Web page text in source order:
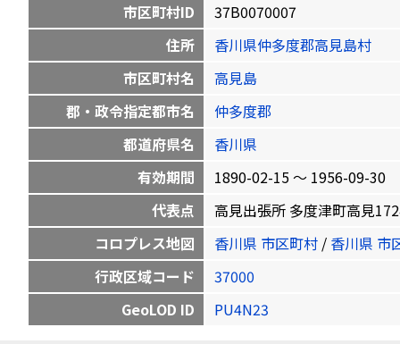
市区町村ID
37B0070007
住所
香川県仲多度郡高見島村
市区町村名
高見島
郡・政令指定都市名
仲多度郡
都道府県名
香川県
有効期間
1890-02-15 〜 1956-09-30
代表点
高見出張所 多度津町高見
コロプレス地図
香川県 市区町村 / 香川県 市
行政区域コード
37000
GeoLOD ID
PU4N23